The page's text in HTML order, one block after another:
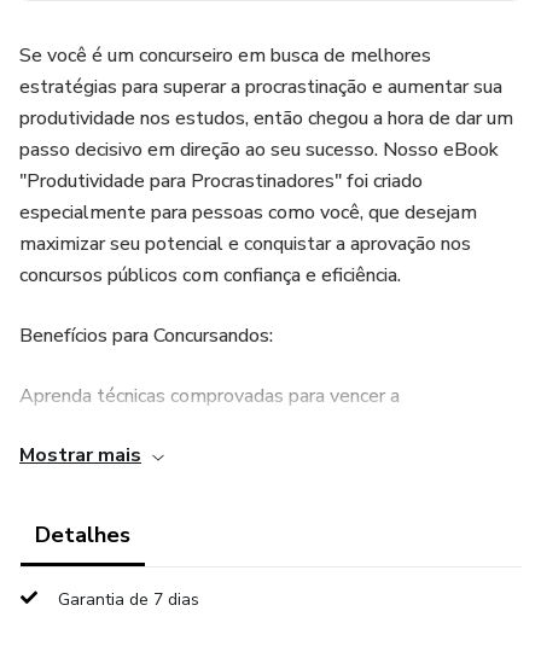
Se você é um concurseiro em busca de melhores
estratégias para superar a procrastinação e aumentar sua
produtividade nos estudos, então chegou a hora de dar um
passo decisivo em direção ao seu sucesso. Nosso eBook
"Produtividade para Procrastinadores" foi criado
especialmente para pessoas como você, que desejam
maximizar seu potencial e conquistar a aprovação nos
concursos públicos com confiança e eficiência.
Benefícios para Concursandos:
Aprenda técnicas comprovadas para vencer a
estudo.
planejamento de estudos que se adaptam ao seu estilo de
Mostrar mais
Detalhes
Garantia de 7 dias